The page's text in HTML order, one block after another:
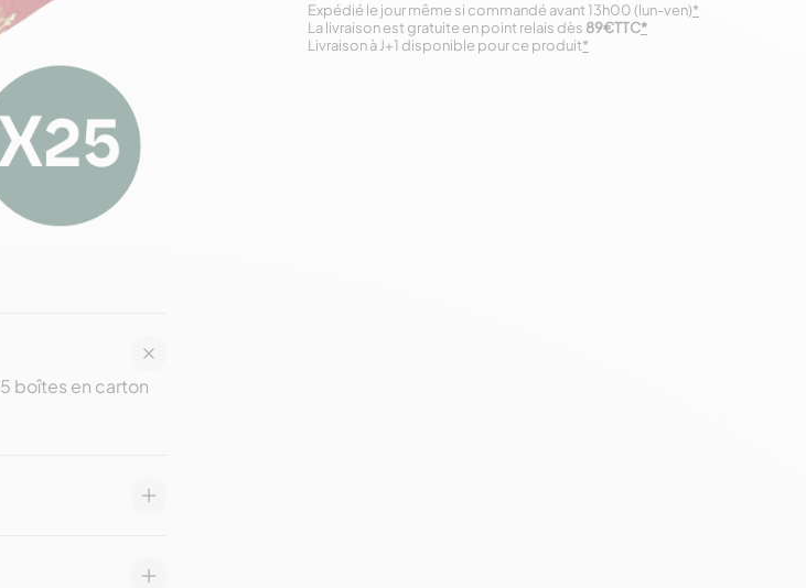
Expédié le jour même si commandé avant 13h00 (lun-ven)*
Livraison à J+1 disponible pour ce produit*
La livraison est gratuite en point relais dès 89€TTC*
boîtes en carton